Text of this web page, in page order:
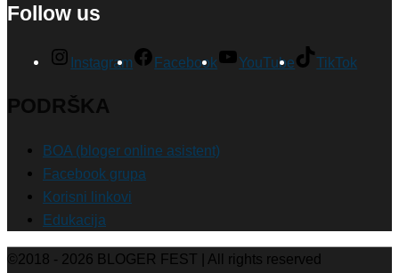
Follow us
Instagram Facebook YouTube TikTok
PODRŠKA
BOA (bloger online asistent)
Facebook grupa
Korisni linkovi
Edukacija
©2018 - 2026 BLOGER FEST | All rights reserved